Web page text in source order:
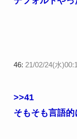
46: 21/02/24(水
>>41
そもそも言語